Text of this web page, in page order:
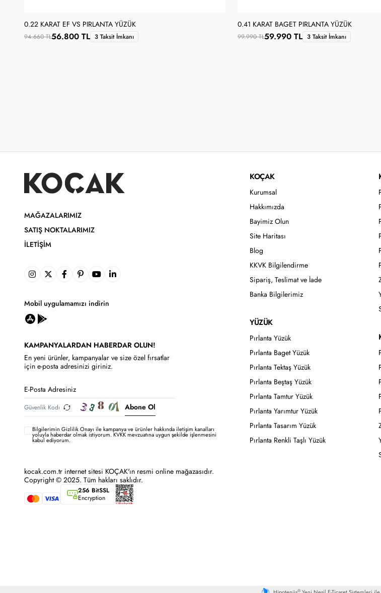
0.22 KARAT EF VS PIRLANTA YÜZÜK
94.660 TL56.800 TL 3 Taksit İmkanı
0.41 KARAT BAGET PIRLANTA YÜZÜK
99.990 TL59.990 TL 3 Taksit İmkanı
MAĞAZALARIMIZ
SATIŞ NOKTALARIMIZ
İLETIŞIM
Mobil uygulamamızı indirin
KAMPANYALARDAN HABERDAR OLUN!
En yeni ürünler, kampanyalar ve size özel fırsatlar
için e-posta adresinizi giriniz.
Abone Ol
Bilgilerimin Gizlilik Onayı ile kampanya ve ürünler hakkında iletişim kanalları
yoluyla haberdar olmak istiyorum.KVKK mevzuatına uygun şekilde işlenmesini
kabul ediyorum.
kocak.com.tr internet sitesi KOÇAK'ın resmi online mağazasıdır.
Copyright © 2025. Tüm hakları saklıdır.
256 BitSSL
Encryption
KOÇAK
Kurumsal
Hakkımızda
Bayimiz Olun
Site Haritası
Blog
KKVK Bilgilendirme
Sipariş, Teslimat ve İade
Banka Bilgilerimiz
YÜZÜK
Pırlanta Yüzük
Pırlanta Baget Yüzük
Pırlanta Tektaş Yüzük
Pırlanta Beştaş Yüzük
Pırlanta Tamtur Yüzük
Pırlanta Yarımtur Yüzük
Pırlanta Tasarım Yüzük
Pırlanta Renkli Taşlı Yüzük
®